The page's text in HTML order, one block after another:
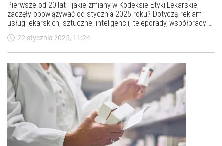
Pierwsze od 20 lat - jakie zmiany w Kodeksie Etyki Lekarskiej
zaczęły obowiązywać od stycznia 2025 roku? Dotyczą reklam
usług lekarskich, sztucznej inteligencji, teleporady, współpracy z
osobami nieposiadającymi uprawnień oraz zachowania lekarzy w
Internecie.
22 stycznia 2025, 11:24